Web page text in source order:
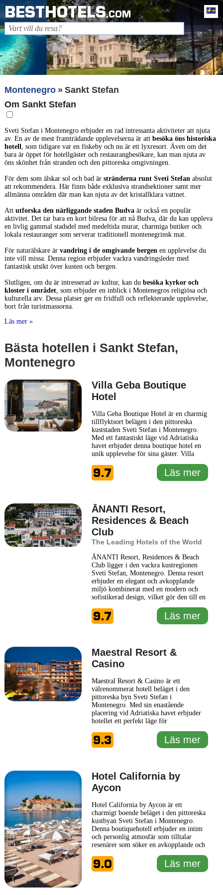
BESTHOTELS.COM
Montenegro
Sankt Stefan
Om Sankt Stefan
Sveti Stefan i Montenegro erbjuder en rad intressanta aktiviteter att njuta
av. En av de mest framträdande upplevelserna är att besöka öns historiska
hotell, som tidigare var en fiskeby och nu är ett lyxresort. Även om det
bara är öppet för hotellgäster och restaurangbesökare, kan man njuta av
öns skönhet från stranden och den pittoreska omgivningen.
För dem som älskar sol och bad är stränderna runt Sveti Stefanabsolut
att rekommendera. Här finns både exklusiva strandsektioner samt mer
allmänna områden där man kan njuta av det kristallklara vattnet.
Att utforska den närliggande staden Budvaär också en populär
aktivitet. Det tar bara en kort bilresa för att nå Budva, där du kan uppleva
en livlig gammal stadsdel med medeltida murar, charmiga butiker och
lokala restauranger som serverar traditionell montenegrinsk mat.
För naturälskare är vandring i de omgivande bergenen upplevelse du
inte vill missa. Denna region erbjuder vackra vandringsleder med
fantastisk utsikt över kusten och bergen.
Slutligen, om du är intresserad av kultur, kan du besöka kyrkor och
kloster i området, som erbjuder en inblick i Montenegros religiösa och
kulturella arv. Dessa platser ger en fridfull och reflekterande upplevelse,
bort från turistmassorna.
Läs mer »
Bästa hotellen i Sankt Stefan,
Montenegro
Villa Geba Boutique
Hotel
Villa Geba Boutique Hotel är en charmig
tillflyktsort belägen i den pittoreska
kuststaden Sveti Stefan i Montenegro.
Med ett fantastiskt läge vid Adriatiska
havet erbjuder denna boutique hotel en
unik upplevelse för sina gäster. Villa
design med personlig service, vilket ger
en intim och minnesvärd vistelse. Varje
9.7 Läs mer
ĀNANTI Resort,
Residences & Beach
Club
The Leading Hotels of the World
ĀNANTI Resort, Residences & Beach
Club ligger i den vackra kustregionen
Sveti Stefan, Montenegro. Denna resort
erbjuder en elegant och avkopplande
miljö kombinerat med en modern och
sofistikerad design, vilket gör den till en
och utforskning. Beläget vid havet,
omges ĀNANTI av en hisnande utsikt
9.7 Läs mer
Maestral Resort &
Casino
Maestral Resort & Casino är ett
välrenommerat hotell beläget i den
pittoreska byn Sveti Stefan i
Montenegro. Med sin enastående
placering vid Adriatiska havet erbjuder
hotellet ett perfekt läge för
njutning. Maestral Resort & Casino är
känt för sin moderna design och
9.3 Läs mer
Hotel California by
Aycon
Hotel California by Aycon är ett
charmigt boende beläget i den pittoreska
kustbyan Sveti Stefan i Montenegro.
Denna boutiquehotell erbjuder en intim
och personlig atmosfär som tilltalar
resenärer som söker en avkopplande och
utformning kombinerar modern elegans
med traditionella inslag, vilket skapar en
9.0 Läs mer